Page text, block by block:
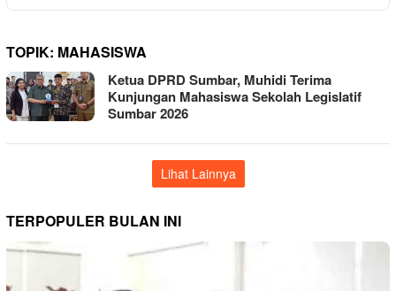
TOPIK: MAHASISWA
Ketua DPRD Sumbar, Muhidi Terima
Kunjungan Mahasiswa Sekolah Legislatif
Sumbar 2026
Lihat Lainnya
TERPOPULER BULAN INI